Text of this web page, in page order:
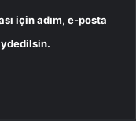
için adım, e-posta